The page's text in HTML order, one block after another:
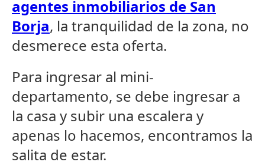
agentes inmobiliarios de San
Borja, la tranquilidad de la zona, no
desmerece esta oferta.
Para ingresar al mini-
departamento, se debe ingresar a
la casa y subir una escalera y
apenas lo hacemos, encontramos la
salita de estar.